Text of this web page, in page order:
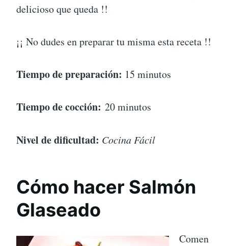
delicioso que queda !!
¡¡ No dudes en preparar tu misma esta receta !!
Tiempo de preparación: 15 minutos
Tiempo de cocción: 20 minutos
Nivel de dificultad: Cocina Fácil
Cómo hacer Salmón
Glaseado
Comen